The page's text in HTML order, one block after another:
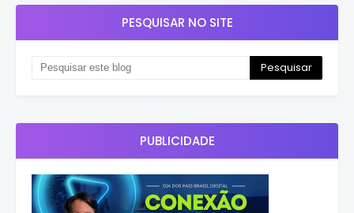
PESQUISAR NO SITE
PUBLICIDADE